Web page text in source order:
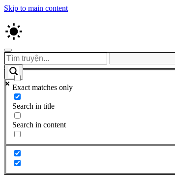
Skip to main content
Exact matches only
Search in title
Search in content